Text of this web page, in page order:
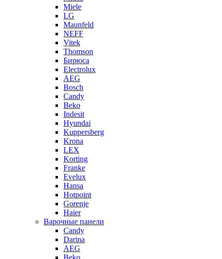
Miele
LG
Maunfeld
NEFF
Vitek
Thomson
Бирюса
Electrolux
AEG
Bosch
Candy
Beko
Indesit
Hyundai
Kuppersberg
Krona
LEX
Korting
Franke
Evelux
Hansa
Hotpoint
Gorenje
Haier
Варочные панели
Candy
Darina
AEG